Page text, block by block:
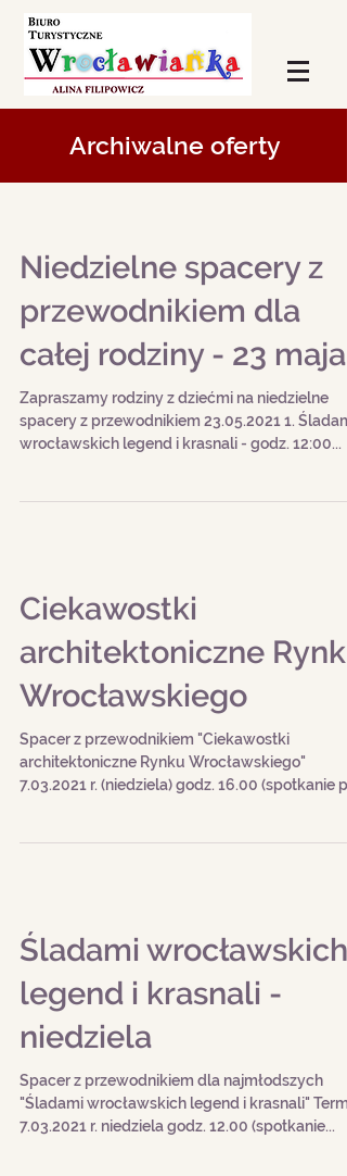
Archiwalne oferty
Niedzielne spacery z
przewodnikiem dla
całej rodziny - 23 maja
Zapraszamy rodziny z dziećmi na niedzielne
spacery z przewodnikiem 23.05.2021 1. Śladami
wrocławskich legend i krasnali - godz. 12:00...
Ciekawostki
architektoniczne Rynku
Wrocławskiego
Spacer z przewodnikiem "Ciekawostki
architektoniczne Rynku Wrocławskiego"
7.03.2021 r. (niedziela) godz. 16.00 (spotkanie
Śladami wrocławskich
legend i krasnali -
niedziela
Spacer z przewodnikiem dla najmłodszych
"Śladami wrocławskich legend i krasnali"
7.03.2021 r. niedziela godz. 12.00 (spotkanie...